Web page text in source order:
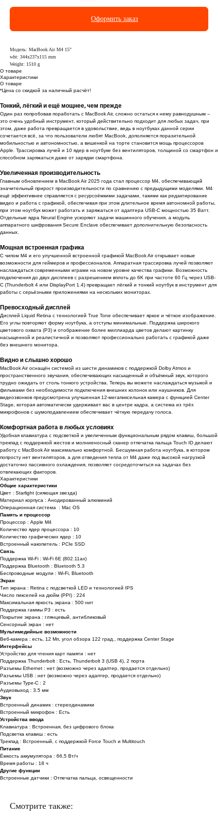
Оформить заказ
Модель: MacBook Air M4 15"
wht: 344x237x115 mm
Weight: 1510 g
О товаре
Характеристики
О товаре
*Цена со скидкой за наличный расчёт!
Тонкий, лёгкий и ещё мощнее, чем прежде
Один раз попробовав поработать с MacBook Air, сложно остаться к нему равнодушным –
это очень удобный инструмент, который действительно подходит для любых задач, при
этом, даже работа превращается в удовольствие, ведь в ноутбуках данной серии
сочетается всё, за что пользователи любят MacBook, дополняется поразительной
мобильностью и автономностью, а вишенкой на торте становится мощь процессоров
Apple. Трассировка лучей и 10 ядер в ноутбуке без вентиляторов, толщиной со смартфон и
способном заряжаться даже от зарядки смартфона.
Увеличенная производительность
Главным обновлением в MacBook Air 2025 года стал процессор M4, обеспечивающий
значительный прирост производительности по сравнению с предыдущими моделями. M4
ещё эффективнее справляется с ресурсоёмкими задачами, такими как редактирование
видео и работа с графикой, обеспечивая при этом длительное время автономной работы,
при этом ноутбук может работать и заряжаться от адаптера USB-C мощностью 35 Ватт.
Отдельные ядра Neural Engine ускоряют задачи машинного обучения, а модуль
аппаратного шифрования Secure Enclave обеспечивает дополнительную безопасность
данных.
Мощная встроенная графика
С чипом M4 и его улучшенной встроенной графикой MacBook Air открывает новые
возможности для геймеров и профессионалов. Аппаратная трассировка лучей позволяют
наслаждаться современными играми на новом уровне качества графики. Возможность
подключения до двух дисплеев с разрешением вплоть до 6K при частоте 60 Гц через USB-
C (Thunderbolt 4 или DisplayPort 1.4) превращает лёгкий и тонкий ноутбук в инструмент для
работы с серьёзными приложениями на нескольких мониторах.
Превосходный дисплей
Дисплей Liquid Retina с технологией True Tone обеспечивает яркое и чёткое изображение.
Его углы повторяют форму ноутбука, а отступы минимальные. Поддержка широкого
цветового охвата (P3) и отображение более миллиарда цветов делают картинку
насыщенной и реалистичной и позволяют профессионально работать с графикой даже
без внешнего монитора.
Видно и слышно хорошо
MacBook Air оснащён системой из шести динамиков с поддержкой Dolby Atmos и
пространственного звучания, обеспечивающих насыщенный и объёмный звук, которого
трудно ожидать от столь тонкого устройства. Теперь вы можете наслаждаться музыкой и
фильмами без необходимости подключения внешних колонок или наушников. Для
видеозвонков предусмотрена улучшенная 12-мегапиксельная камера с функцией Center
Stage, которая автоматически удерживает вас в центре кадра, а система из трёх
микрофонов с шумоподавлением обеспечивает чёткую передачу голоса.
Комфортная работа в любых условиях
Удобная клавиатура с подсветкой и увеличенным функциональным рядом клавиш, большой
трекпад с поддержкой жестов и молниеносный сканер отпечатка пальца Touch ID делают
работу с MacBook Air максимально комфортной. Бесшумная работа ноутбука, в котором
попросту нет вентиляторов, а для отведения тепла от M4 даже под высокой нагрузкой
достаточно пассивного охлаждения, позволяет сосредоточиться на задачах без
отвлекающих факторов.
Характеристики
Общие характеристики
Цвет : Starlight (сияющая звезда)
Материал корпуса : Анодированный алюминий
Операционная система : Mac OS
Память и процессор
Процессор : Apple M4
Количество ядер процессора : 10
Количество графических ядер : 10
Встроенный накопитель : PCIe SSD
Связь
Поддержка Wi-Fi : Wi-Fi 6E (802.11ax)
Поддержка Bluetooth : Bluetooth 5.3
Беспроводные модули : Wi-Fi, Bluetooth
Экран
Тип экрана : Retina с подсветкой LED и технологией IPS
Число пикселей на дюйм (PPI) : 224
Максимальная яркость экрана : 500 нит
Поддержка гаммы P3 : есть
Покрытие экрана : глянцевый, антибликовый
Сенсорный экран : нет
Мультимедийные возможности
Веб-камера : есть, 12 Мп, угол обзора 122 град., поддержка Center Stage
Интерфейсы
Устройство для чтения карт памяти : нет
Поддержка Thunderbolt : Есть, Thunderbolt 3 (USB 4), 2 порта
Разъемы Ethernet : нет (возможно через адаптер, продается отдельно)
Разъемы USB : нет (возможно через адаптер, продается отдельно)
Разъемы Type-C : 2
Аудиовыход : 3.5 мм
Звук
Встроенный динамик : стереодинамики
Встроенный микрофон : Есть
Устройства ввода
Клавиатура : Встроенная, без цифрового блока
Подсветка клавиш : есть
Трекпад : Встроенный, с поддержкой Force Touch и Multitouch
Питание
Ёмкость аккумулятора : 66,5 Вт/ч
Время работы : 18 ч
Другие функции
Встроенные датчики : Отпечатка пальца, освещенности
Смотрите также: